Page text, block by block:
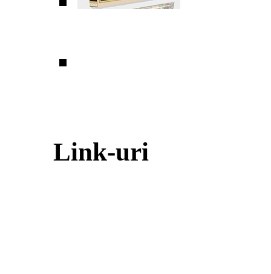
Link-uri